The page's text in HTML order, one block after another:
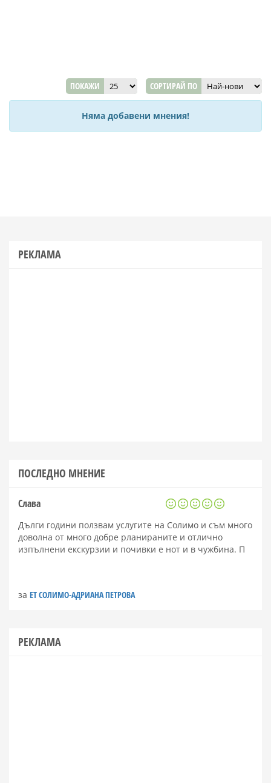
ПОКАЖИ СОРТИРАЙ ПО
Няма добавени мнения!
РЕКЛАМА
ПОСЛЕДНО МНЕНИЕ
Слава
Дълги години ползвам услугите на Солимо и съм много
доволна от много добре рланираните и отлично
изпълнени екскурзии и почивки е нот и в чужбина. П
за ЕТ СОЛИМО-АДРИАНА ПЕТРОВА
РЕКЛАМА